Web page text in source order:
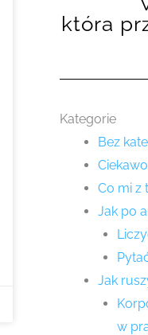
która
Kategorie
Bez
Co mi z
Jak po
Jak
w